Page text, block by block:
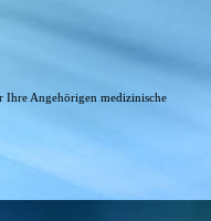
Ihre Angehörigen medizinische